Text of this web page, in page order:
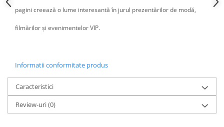
pagini creează o lume interesantă în jurul prezentărilor de modă,
filmărilor și evenimentelor VIP.
Informatii conformitate produs
Caracteristici
Review-uri(0)